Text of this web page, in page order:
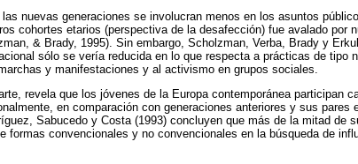
nuevas generaciones se involucran menos en los asuntos
cohortes etarios (perspectiva de la desafección) fue avalado por
& Brady, 1995). Sin embargo, Scholzman, Verba, Brady y
sólo se vería reducida en lo que respecta a prácticas de tipo
y manifestaciones y al activismo en grupos sociales.
revela que los jóvenes de la Europa contemporánea participan
en comparación con generaciones anteriores y sus pares
Sabucedo y Costa (1993) concluyen que más de la mitad de
formas convencionales y no convencionales en la búsqueda de